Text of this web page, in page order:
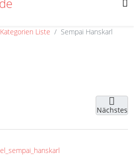
Kategorien Liste Sempai Hanskarl
Nächstes